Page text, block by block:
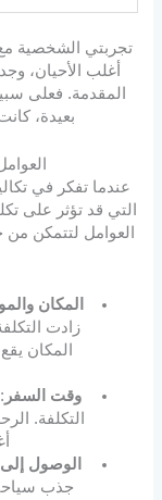
تجربتي الشخصية
أغلب الأحيان،
المقدمة. فعلى
بعيدة،
عندما تفكر في
التي قد تؤثر على
العوامل لتتمكن
المكان
زادت
المكان
وقت السفر
التكلفة.
الوصول
جذب